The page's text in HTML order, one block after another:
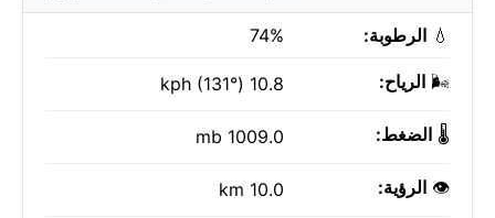
💧 الرطوبة: 74%
🌬️ الرياح: 10.8 kph (131°)
🌡️ الضغط: 1009.0 mb
👁️ الرؤية: 10.0 km